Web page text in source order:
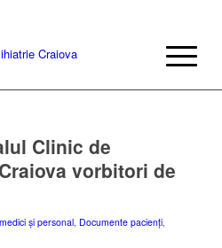
Clinic de
vorbitori de
și personal, Documente pacienți,